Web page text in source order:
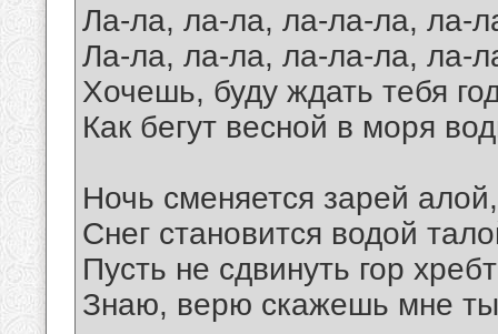
Ла-ла, ла-ла, ла-ла-ла, ла-
Ла-ла, ла-ла, ла-ла-ла, ла-
Хочешь, буду ждать тебя
Как бегут весной в моря
Ночь сменяется зарей алой,
Снег становится водой
Пусть не сдвинуть гор
Знаю, верю скажешь мне